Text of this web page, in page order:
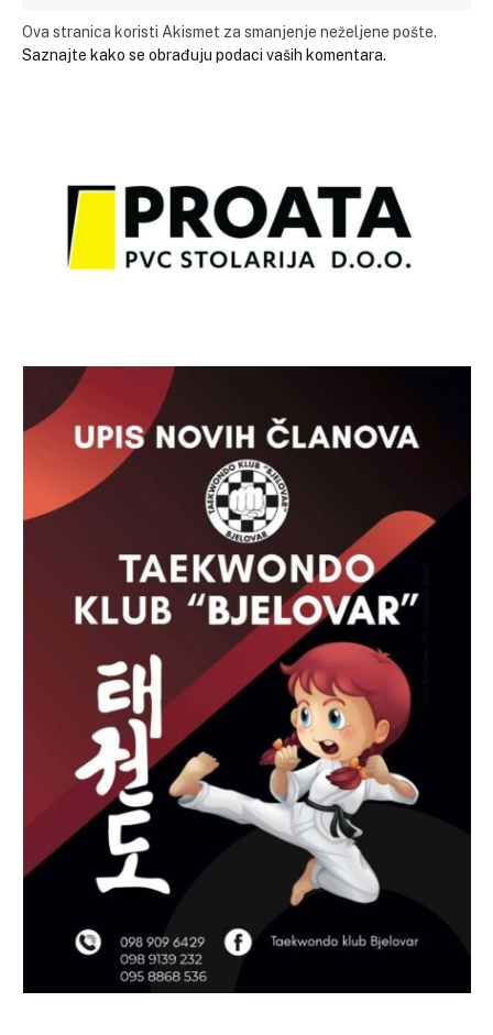
Ova stranica koristi Akismet za smanjenje neželjene pošte.
Saznajte kako se obrađuju podaci vaših komentara.